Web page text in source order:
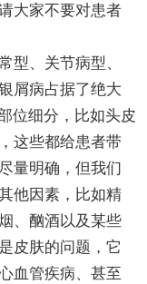
大家不要对患者
型、关节病型、
屑病占据了绝大
位细分，比如头皮
这些都给患者带
量明确，但我们
他因素，比如精
、酗酒以及某些
皮肤的问题，它
血管疾病、甚至